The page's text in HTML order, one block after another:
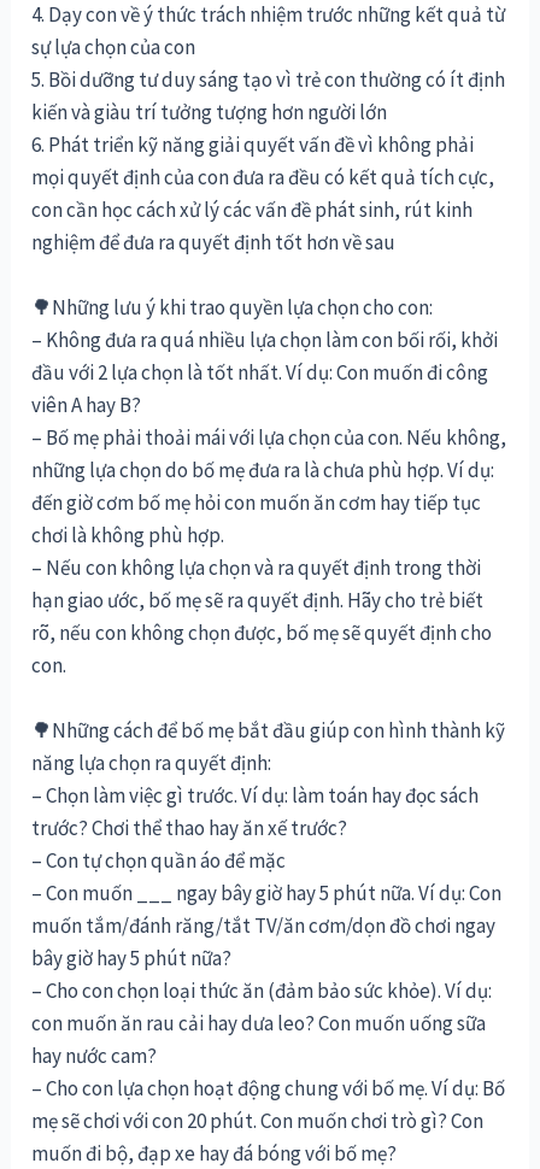
4. Dạy con về ý thức trách nhiệm trước những kết quả từ
sự lựa chọn của con
5. Bồi dưỡng tư duy sáng tạo vì trẻ con thường có ít định
kiến và giàu trí tưởng tượng hơn người lớn
6. Phát triển kỹ năng giải quyết vấn đề vì không phải
mọi quyết định của con đưa ra đều có kết quả tích cực,
con cần học cách xử lý các vấn đề phát sinh, rút kinh
nghiệm để đưa ra quyết định tốt hơn về sau
🌳Những lưu ý khi trao quyền lựa chọn cho con:
– Không đưa ra quá nhiều lựa chọn làm con bối rối, khởi
đầu với 2 lựa chọn là tốt nhất. Ví dụ: Con muốn đi công
viên A hay B?
– Bố mẹ phải thoải mái với lựa chọn của con. Nếu không,
những lựa chọn do bố mẹ đưa ra là chưa phù hợp. Ví dụ:
đến giờ cơm bố mẹ hỏi con muốn ăn cơm hay tiếp tục
chơi là không phù hợp.
– Nếu con không lựa chọn và ra quyết định trong thời
hạn giao ước, bố mẹ sẽ ra quyết định. Hãy cho trẻ biết
rõ, nếu con không chọn được, bố mẹ sẽ quyết định cho
con.
🌳Những cách để bố mẹ bắt đầu giúp con hình thành kỹ
năng lựa chọn ra quyết định:
– Chọn làm việc gì trước. Ví dụ: làm toán hay đọc sách
trước? Chơi thể thao hay ăn xế trước?
– Con tự chọn quần áo để mặc
– Con muốn ___ ngay bây giờ hay 5 phút nữa. Ví dụ: Con
muốn tắm/đánh răng/tắt TV/ăn cơm/dọn đồ chơi ngay
bây giờ hay 5 phút nữa?
– Cho con chọn loại thức ăn (đảm bảo sức khỏe). Ví dụ:
con muốn ăn rau cải hay dưa leo? Con muốn uống sữa
hay nước cam?
– Cho con lựa chọn hoạt động chung với bố mẹ. Ví dụ: Bố
mẹ sẽ chơi với con 20 phút. Con muốn chơi trò gì? Con
muốn đi bộ, đạp xe hay đá bóng với bố mẹ?